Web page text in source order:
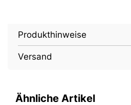
Produkthinweise
Versand
Ähnliche Artikel